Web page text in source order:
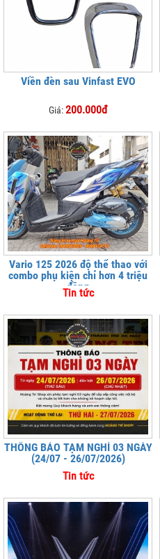
Viền đèn sau Vinfast EVO
Giá:200.000đ
Vario 125 2026 độ thể thao với
combo phụ kiện chỉ hơn 4 triệu
đồng
Tin tức
THÔNG BÁO TẠM NGHỈ 03 NGÀY
(24/07 - 26/07/2026)
Tin tức